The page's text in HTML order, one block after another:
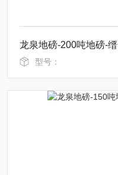
龙泉地磅-200吨地磅-
型号：